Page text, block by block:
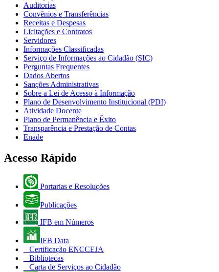
Auditorias
Convênios e Transferências
Receitas e Despesas
Licitações e Contratos
Servidores
Informações Classificadas
Serviço de Informações ao Cidadão (SIC)
Perguntas Frequentes
Dados Abertos
Sanções Administrativas
Sobre a Lei de Acesso à Informação
Plano de Desenvolvimento Institucional (PDI)
Atividade Docente
Plano de Permanência e Êxito
Transparência e Prestação de Contas
Enade
Acesso Rápido
Portarias e Resoluções
Publicações
IFB em Números
IFB Data
Certificação ENCCEJA
Bibliotecas
Carta de Serviços ao Cidadão